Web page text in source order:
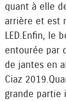
quant à elle
arrière et est
LED. Enfin, le
entourée par
de jantes en
Ciaz 2019.
grande partie